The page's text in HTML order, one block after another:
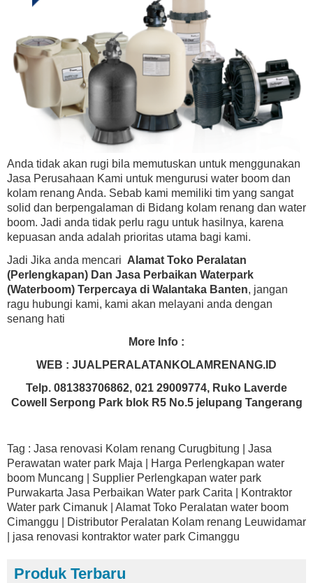
Anda tidak akan rugi bila memutuskan untuk menggunakan
Jasa Perusahaan Kami untuk mengurusi water boom dan
kolam renang Anda. Sebab kami memiliki tim yang sangat
solid dan berpengalaman di Bidang kolam renang dan water
boom. Jadi anda tidak perlu ragu untuk hasilnya, karena
kepuasan anda adalah prioritas utama bagi kami.
Jadi Jika anda mencari Alamat Toko Peralatan
(Perlengkapan) Dan Jasa Perbaikan Waterpark
(Waterboom) Terpercaya di Walantaka Banten, jangan
ragu hubungi kami, kami akan melayani anda dengan
senang hati
More Info :
WEB : JUALPERALATANKOLAMRENANG.ID
Telp. 081383706862, 021 29009774, Ruko Laverde
Cowell Serpong Park blok R5 No.5 jelupang Tangerang
Tag : Jasa renovasi Kolam renang Curugbitung | Jasa
Perawatan water park Maja | Harga Perlengkapan water
boom Muncang | Supplier Perlengkapan water park
Purwakarta Jasa Perbaikan Water park Carita | Kontraktor
Water park Cimanuk | Alamat Toko Peralatan water boom
Cimanggu | Distributor Peralatan Kolam renang Leuwidamar
| jasa renovasi kontraktor water park Cimanggu
Produk Terbaru